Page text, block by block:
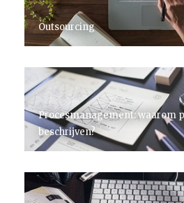
Outsourcing
Procesmanagement: waarom
beschrijven?